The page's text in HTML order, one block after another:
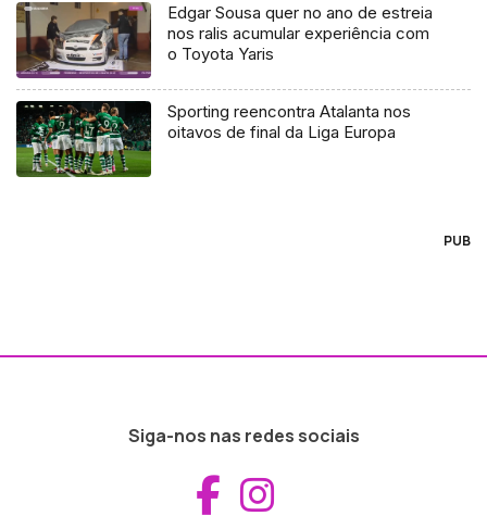
Edgar Sousa quer no ano de estreia
nos ralis acumular experiência com
o Toyota Yaris
Sporting reencontra Atalanta nos
oitavos de final da Liga Europa
PUB
Siga-nos nas redes sociais
Aceder ao